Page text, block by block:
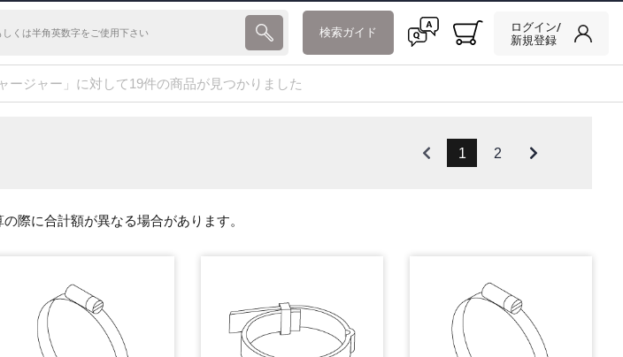
検索ガイド
ログイン/
新規登録
ージャー」に対して19件の商品が見つかりました
1 2
際に合計額が異なる場合があります。